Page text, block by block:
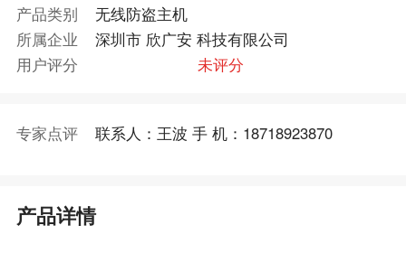
产品类别
无线防盗主机
所属企业
深圳市 欣广安 科技有限公司
用户评分
未评分
专家点评 联系人：王波 手 机：18718923870
产品详情